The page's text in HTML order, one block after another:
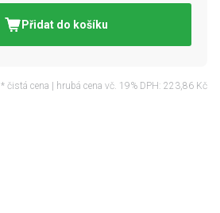
Přidat do košíku
* čistá cena | hrubá cena vč. 19% DPH: 223,86 Kč